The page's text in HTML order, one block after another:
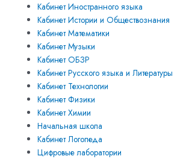
Кабинет Иностранного языка
Кабинет Истории и Обществознания
Кабинет Математики
Кабинет Музыки
Кабинет ОБЗР
Кабинет Русского языка и Литературы
Кабинет Технологии
Кабинет Физики
Кабинет Химии
Начальная школа
Кабинет Логопеда
Цифровые лаборатории